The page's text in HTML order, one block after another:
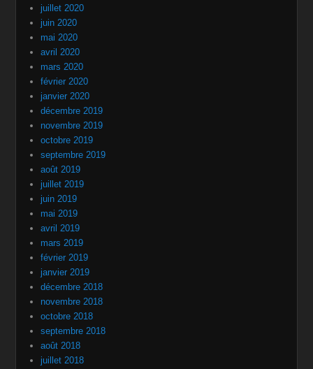
juillet 2020
juin 2020
mai 2020
avril 2020
mars 2020
février 2020
janvier 2020
décembre 2019
novembre 2019
octobre 2019
septembre 2019
août 2019
juillet 2019
juin 2019
mai 2019
avril 2019
mars 2019
février 2019
janvier 2019
décembre 2018
novembre 2018
octobre 2018
septembre 2018
août 2018
juillet 2018